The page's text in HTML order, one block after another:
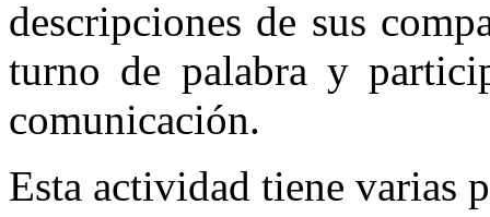
descripciones de sus
turno de palabra y
comunicación.
Esta actividad tiene varias